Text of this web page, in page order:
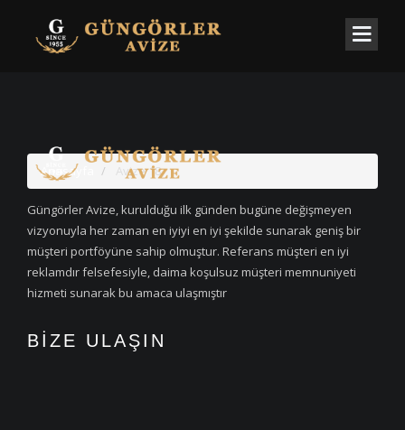
Anasayfa Avize 18
Güngörler Avize, kurulduğu ilk günden bugüne değişmeyen
vizyonuyla her zaman en iyiyi en iyi şekilde sunarak geniş bir
müşteri portföyüne sahip olmuştur. Referans müşteri en iyi
reklamdır felsefesiyle, daima koşulsuz müşteri memnuniyeti
hizmeti sunarak bu amaca ulaşmıştır
BİZE ULAŞIN